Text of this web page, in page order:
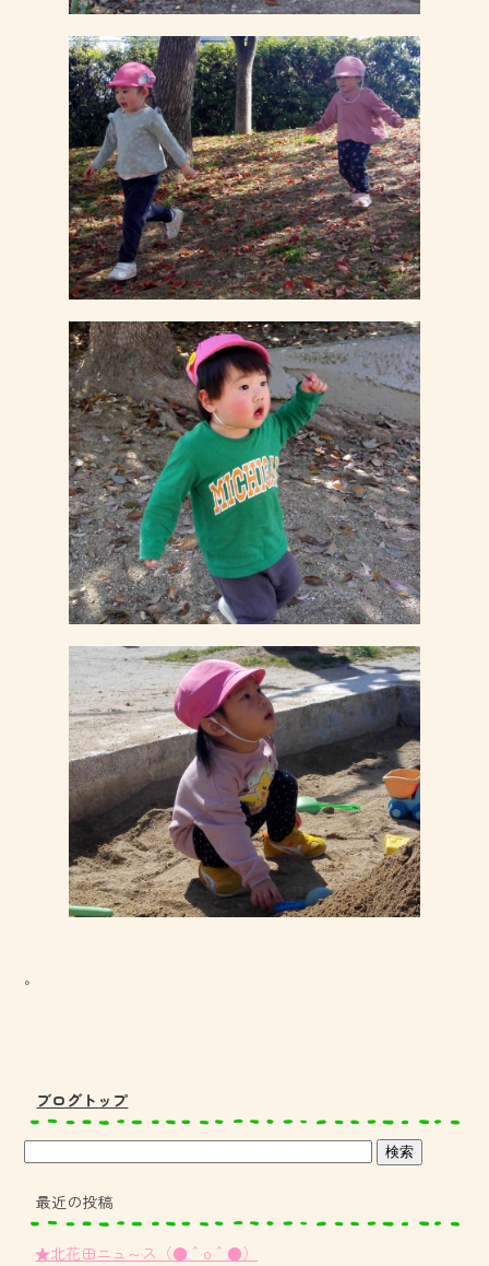
。
ブログトップ
最近の投稿
★北花田ニュ～ス（●＾o＾●）